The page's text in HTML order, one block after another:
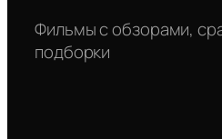
Фильмы с обзорами,
подборки